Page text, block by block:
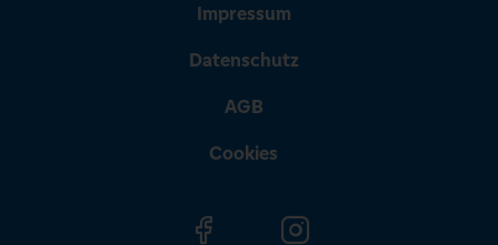
Impressum
Datenschutz
AGB
Cookies